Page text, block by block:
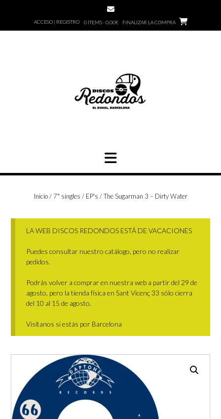
ACCESO | REGISTRO 0 ITEMS - 0,00€ FINALIZAR LA COMPRA
Inicio/ 7" singles / EP's / The Sugarman 3 – Dirty Water
LA WEB DISCOS REDONDOS ESTÁ DE VACACIONES
Puedes consultar nuestro catálogo, pero no realizar
pedidos.
Podrás volver a comprar en nuestra web a partir del 29 de
agosto, pero la tienda física en Sant Vicenç 33 sólo cierra
del 10 al 15 de agosto.
Visítanos si estás por Barcelona